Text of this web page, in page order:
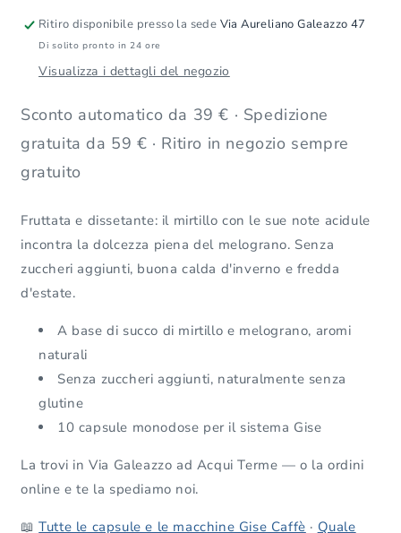
—
10
capsule
—
10
capsule
Ritiro disponibile presso la sede Via Aureliano Galeazzo 47
Di solito pronto in 24 ore
Visualizza i dettagli del negozio
Sconto automatico da 39 € · Spedizione
gratuita da 59 € · Ritiro in negozio sempre
gratuito
Fruttata e dissetante: il mirtillo con le sue note acidule
incontra la dolcezza piena del melograno. Senza
zuccheri aggiunti, buona calda d'inverno e fredda
d'estate.
A base di succo di mirtillo e melograno, aromi
naturali
Senza zuccheri aggiunti, naturalmente senza
glutine
10 capsule monodose per il sistema Gise
La trovi in Via Galeazzo ad Acqui Terme — o la ordini
online e te la spediamo noi.
📖Tutte le capsule e le macchine Gise Caffè · Quale